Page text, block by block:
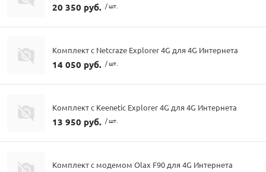
20 350 руб. / шт.
Комплект с Netcraze Explorer 4G для 4G Интернета
14 050 руб. / шт.
Комплект с Keenetic Explorer 4G для 4G Интернета
13 950 руб. / шт.
Комплект с модемом Olax F90 для 4G Интернета